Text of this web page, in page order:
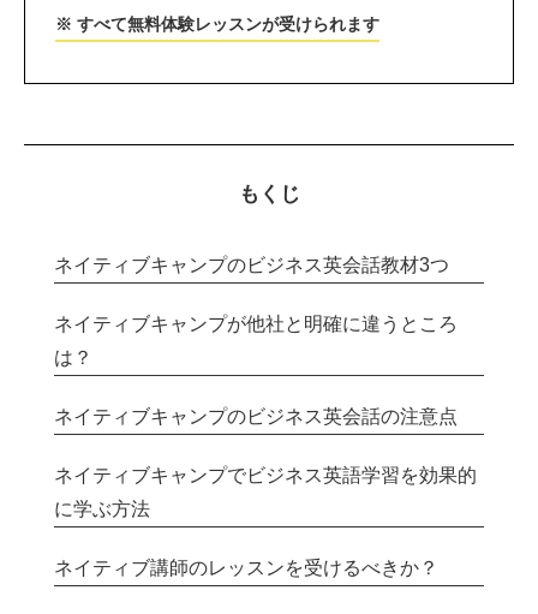
※ すべて無料体験レッスンが受けられます
もくじ
ネイティブキャンプのビジネス英会話教材3つ
ネイティブキャンプが他社と明確に違うところ
は？
ネイティブキャンプのビジネス英会話の注意点
ネイティブキャンプでビジネス英語学習を効果的
に学ぶ方法
ネイティブ講師のレッスンを受けるべきか？